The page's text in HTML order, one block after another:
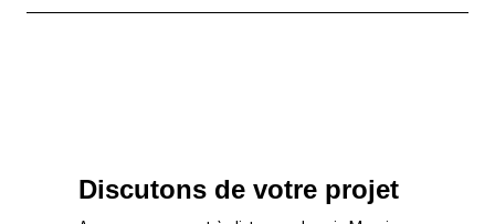
Discutons de votre projet